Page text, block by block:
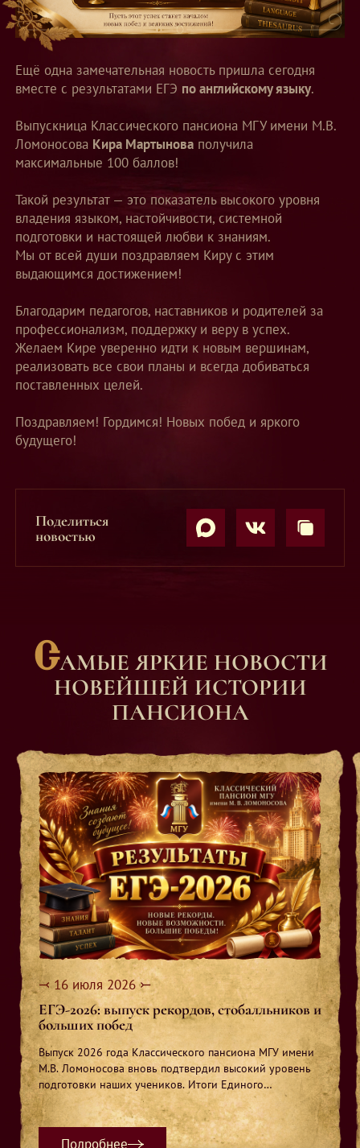
Ещё одна замечательная новость пришла сегодня
вместе с результатами ЕГЭ по английскому языку.
Выпускница Классического пансиона МГУ имени М.В.
Ломоносова Кира Мартынова получила
максимальные 100 баллов!
Такой результат — это показатель высокого уровня
владения языком, настойчивости, системной
подготовки и настоящей любви к знаниям.
Мы от всей души поздравляем Киру с этим
выдающимся достижением!
Благодарим педагогов, наставников и родителей за
профессионализм, поддержку и веру в успех.
Желаем Кире уверенно идти к новым вершинам,
реализовать все свои планы и всегда добиваться
поставленных целей.
Поздравляем! Гордимся! Новых побед и яркого
будущего!
Поделиться
новостью
САМЫЕ ЯРКИЕ НОВОСТИ
НОВЕЙШЕЙ ИСТОРИИ
ПАНСИОНА
⤙ 16 июля 2026 ⤚
ЕГЭ-2026: выпуск рекордов, стобалльников и
больших побед
Выпуск 2026 года Классического пансиона МГУ имени
М.В. Ломоносова вновь подтвердил высокий уровень
подготовки наших учеников. Итоги Единого
государственного экзамена стали не просто хорошими
— они оказались по-настоящему выдающимися.
Подробнее